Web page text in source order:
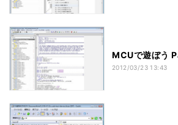
MCUで遊ぼう
2012/03/23 13:43